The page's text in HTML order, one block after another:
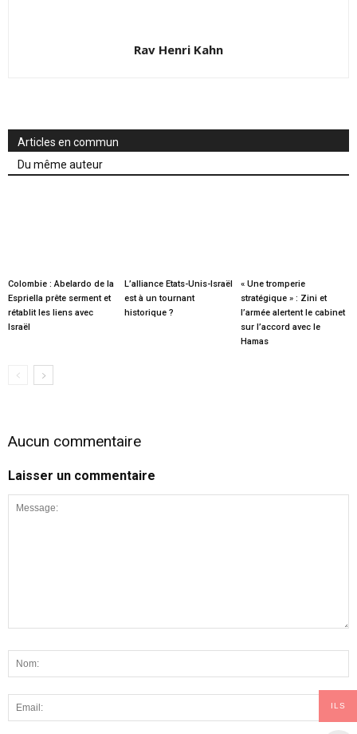
Rav Henri Kahn
Articles en commun
Du même auteur
Colombie : Abelardo de la
Espriella prête serment et
rétablit les liens avec
Israël
L’alliance Etats-Unis-Israël
est à un tournant
historique ?
« Une tromperie
stratégique » : Zini et
l’armée alertent le cabinet
sur l’accord avec le
Hamas
Aucun commentaire
Laisser un commentaire
ILS